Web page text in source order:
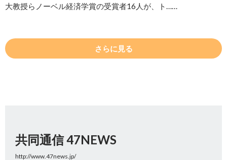
大教授らノーベル経済学賞の受賞者16人が、ト……
さらに見る
共同通信 47NEWS
http://www.47news.jp/